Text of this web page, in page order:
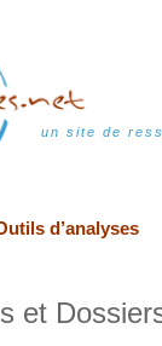
un site de
d’analyses
et